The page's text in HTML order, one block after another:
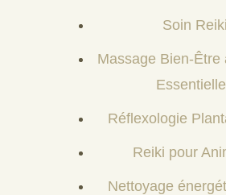
Soin Reiki
Massage Bien-Être
Réflexologie
Reiki pour
Nettoyage